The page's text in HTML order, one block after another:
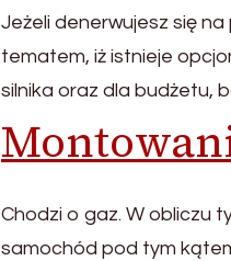
Jeżeli denerwujesz się
tematem, iż istnieje
silnika oraz dla budżetu,
Chodzi o gaz. W obliczu
samochód pod tym